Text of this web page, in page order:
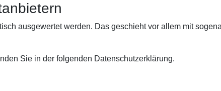
ausgewertet werden. Das geschieht vor allem mit
Sie in der folgenden Datenschutzerklärung.